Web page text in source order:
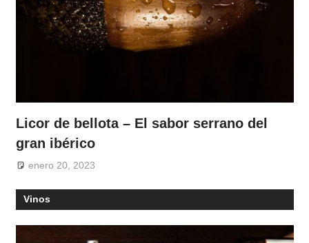
Licor de bellota – El sabor serrano del
gran ibérico
enero 20, 2023
Vinos